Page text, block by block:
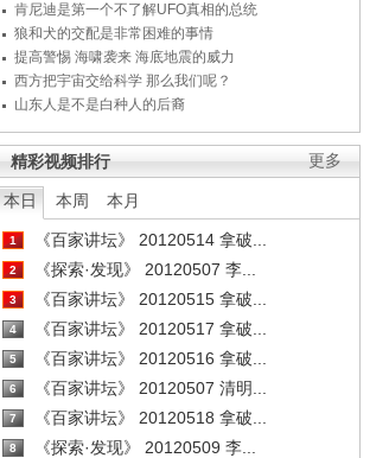
肯尼迪是第一个不了解UFO真相的总统
狼和犬的交配是非常困难的事情
提高警惕 海啸袭来 海底地震的威力
西方把宇宙交给科学 那么我们呢？
山东人是不是白种人的后裔
更多
精彩视频排行
本日 本周 本月
1 《百家讲坛》 20120514 拿破...
2 《探索·发现》 20120507 李...
3 《百家讲坛》 20120515 拿破...
4 《百家讲坛》 20120517 拿破...
5 《百家讲坛》 20120516 拿破...
6 《百家讲坛》 20120507 清明...
7 《百家讲坛》 20120518 拿破...
8 《探索·发现》 20120509 李...